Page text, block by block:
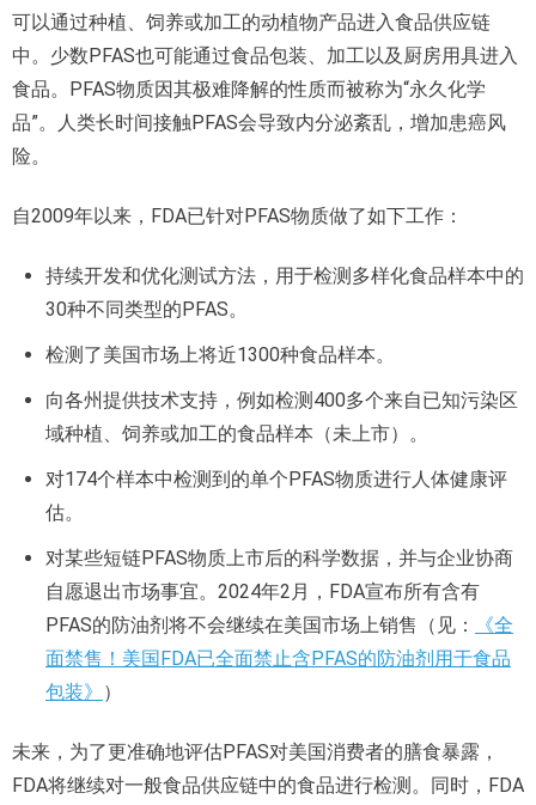
可以通过种植、饲养或加工的动植物产品进入食品供应链
中。少数PFAS也可能通过食品包装、加工以及厨房用具进入
食品。PFAS物质因其极难降解的性质而被称为“永久化学
品”。人类长时间接触PFAS会导致内分泌紊乱，增加患癌风
险。
自2009年以来，FDA已针对PFAS物质做了如下工作：
持续开发和优化测试方法，用于检测多样化食品样本中的
30种不同类型的PFAS。
检测了美国市场上将近1300种食品样本。
向各州提供技术支持，例如检测400多个来自已知污染区
域种植、饲养或加工的食品样本（未上市）。
对174个样本中检测到的单个PFAS物质进行人体健康评
估。
对某些短链PFAS物质上市后的科学数据，并与企业协商
自愿退出市场事宜。2024年2月，FDA宣布所有含有
PFAS的防油剂将不会继续在美国市场上销售（见：
《全
面禁售！美国FDA已全面禁止含PFAS的防油剂用于食品
包装》 ）
未来，为了更准确地评估PFAS对美国消费者的膳食暴露，
FDA将继续对一般食品供应链中的食品进行检测。同时，FDA